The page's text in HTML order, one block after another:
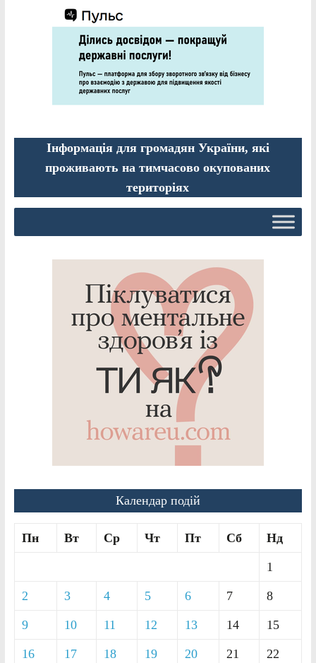
Інформація для громадян України, які
проживають на тимчасово окупованих
територіях
Календар подій
Пн Вт Ср Чт Пт Сб Нд
1
2 3 4 5 6 7 8
9 10 11 12 13 14 15
16 17 18 19 20 21 22